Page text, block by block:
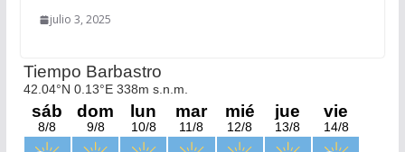
julio 3, 2025